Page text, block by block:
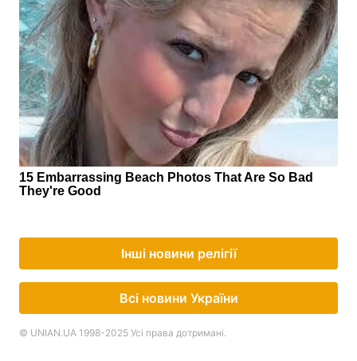
Інші новини релігії
Всі новини України
© UNIAN.UA 1998-2025 Усі права дотримані.